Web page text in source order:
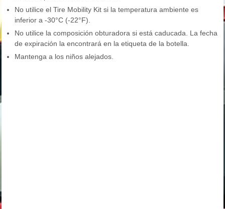
No utilice el Tire Mobility Kit si la temperatura ambiente es
inferior a -30°C (-22°F).
No utilice la composición obturadora si está caducada. La fecha
de expiración la encontrará en la etiqueta de la botella.
Mantenga a los niños alejados.